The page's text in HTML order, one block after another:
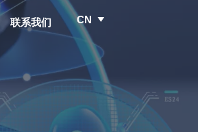
联系我们 CN 